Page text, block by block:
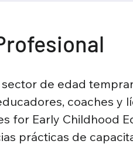
de edad
coaches y
for Early Childhood
prácticas de